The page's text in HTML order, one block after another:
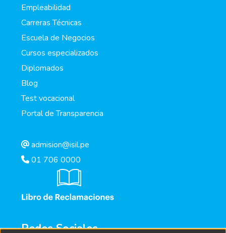
Empleabilidad
Carreras Técnicas
Escuela de Negocios
Cursos especializados
Diplomados
Blog
Test vocacional
Portal de Transparencia
admision@isil.pe
01 706 0000
Redes Sociales